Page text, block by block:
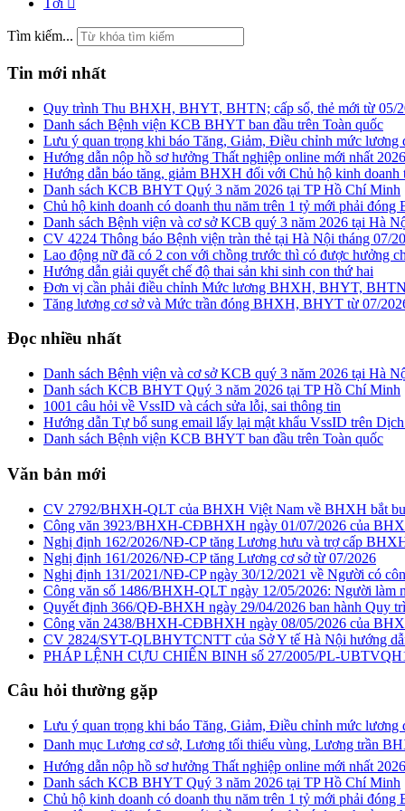
Tới
Tìm kiếm...
Tin mới nhất
Quy trình Thu BHXH, BHYT, BHTN; cấp sổ, thẻ mới từ
Danh sách Bệnh viện KCB BHYT ban đầu trên Toàn quốc
Lưu ý quan trọng khi báo Tăng, Giảm, Điều chỉnh mức
Hướng dẫn nộp hồ sơ hưởng Thất nghiệp online mới nhất 2026
Hướng dẫn báo tăng, giảm BHXH đối với Chủ hộ kinh
Danh sách KCB BHYT Quý 3 năm 2026 tại TP Hồ Chí Minh
Chủ hộ kinh doanh có doanh thu năm trên 1 tỷ mới phải
Danh sách Bệnh viện và cơ sở KCB quý 3 năm 2026 tại Hà
CV 4224 Thông báo Bệnh viện tràn thẻ tại Hà Nội tháng 07/
Lao động nữ đã có 2 con với chồng trước thì có được hưởng
Hướng dẫn giải quyết chế độ thai sản khi sinh con thứ hai
Đơn vị cần phải điều chỉnh Mức lương BHXH, BHYT,
Tăng lương cơ sở và Mức trần đóng BHXH, BHYT từ 07/
Đọc nhiều nhất
Danh sách Bệnh viện và cơ sở KCB quý 3 năm 2026 tại Hà
Danh sách KCB BHYT Quý 3 năm 2026 tại TP Hồ Chí Minh
1001 câu hỏi về VssID và cách sửa lỗi, sai thông tin
Hướng dẫn Tự bổ sung email lấy lại mật khẩu VssID trên
Danh sách Bệnh viện KCB BHYT ban đầu trên Toàn quốc
Văn bản mới
CV 2792/BHXH-QLT của BHXH Việt Nam về BHXH bắt
Công văn 3923/BHXH-CĐBHXH ngày 01/07/2026 của
Nghị định 162/2026/NĐ-CP tăng Lương hưu và trợ cấp
Nghị định 161/2026/NĐ-CP tăng Lương cơ sở từ 07/2026
Nghị định 131/2021/NĐ-CP ngày 30/12/2021 về Người có
Công văn số 1486/BHXH-QLT ngày 12/05/2026: Người
Quyết định 366/QĐ-BHXH ngày 29/04/2026 ban hành Quy
Công văn 2438/BHXH-CĐBHXH ngày 08/05/2026 của
CV 2824/SYT-QLBHYTCNTT của Sở Y tế Hà Nội hướng
PHÁP LỆNH CỰU CHIẾN BINH số 27/2005/PL-
Câu hỏi thường gặp
Lưu ý quan trọng khi báo Tăng, Giảm, Điều chỉnh mức
Danh mục Lương cơ sở, Lương tối thiểu vùng, Lương trần
Hướng dẫn nộp hồ sơ hưởng Thất nghiệp online mới nhất 2026
Danh sách KCB BHYT Quý 3 năm 2026 tại TP Hồ Chí Minh
Chủ hộ kinh doanh có doanh thu năm trên 1 tỷ mới phải